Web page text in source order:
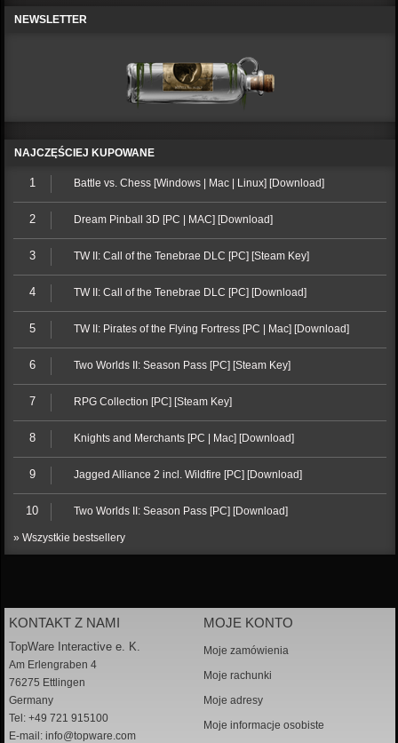
NEWSLETTER
NAJCZĘŚCIEJ KUPOWANE
1 Battle vs. Chess [Windows | Mac | Linux] [Download]
2 Dream Pinball 3D [PC | MAC] [Download]
3 TW II: Call of the Tenebrae DLC [PC] [Steam Key]
4 TW II: Call of the Tenebrae DLC [PC] [Download]
5 TW II: Pirates of the Flying Fortress [PC | Mac] [Download]
6 Two Worlds II: Season Pass [PC] [Steam Key]
7 RPG Collection [PC] [Steam Key]
8 Knights and Merchants [PC | Mac] [Download]
9 Jagged Alliance 2 incl. Wildfire [PC] [Download]
10 Two Worlds II: Season Pass [PC] [Download]
» Wszystkie bestsellery
KONTAKT Z NAMI
TopWare Interactive e. K.
Am Erlengraben 4
76275 Ettlingen
Germany
Tel: +49 721 915100
E-mail: info@topware.com
MOJE KONTO
Moje zamówienia
Moje rachunki
Moje adresy
Moje informacje osobiste